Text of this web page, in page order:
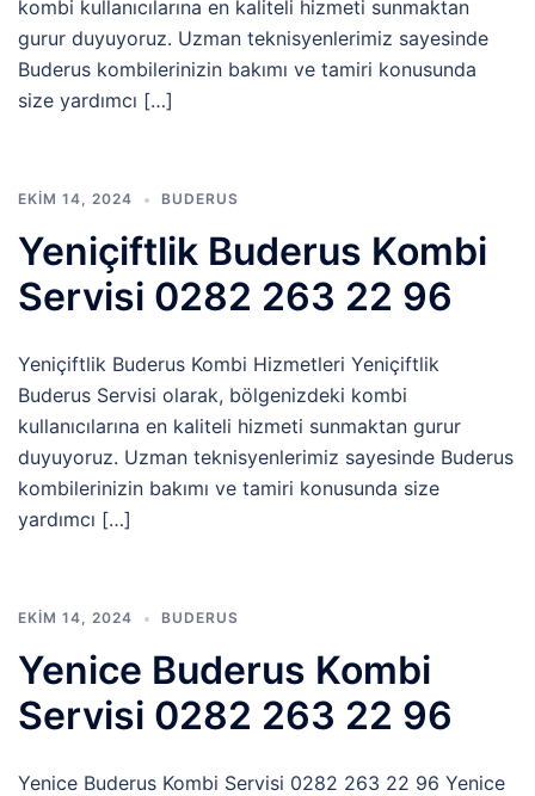
kombi kullanıcılarına en kaliteli hizmeti sunmaktan
gurur duyuyoruz. Uzman teknisyenlerimiz sayesinde
Buderus kombilerinizin bakımı ve tamiri konusunda
size yardımcı […]
EKIM 14, 2024 BUDERUS
Yeniçiftlik Buderus Kombi
Servisi 0282 263 22 96
Yeniçiftlik Buderus Kombi Hizmetleri Yeniçiftlik
Buderus Servisi olarak, bölgenizdeki kombi
kullanıcılarına en kaliteli hizmeti sunmaktan gurur
duyuyoruz. Uzman teknisyenlerimiz sayesinde Buderus
kombilerinizin bakımı ve tamiri konusunda size
yardımcı […]
EKIM 14, 2024 BUDERUS
Yenice Buderus Kombi
Servisi 0282 263 22 96
Yenice Buderus Kombi Servisi 0282 263 22 96 Yenice